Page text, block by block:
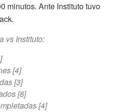
minutos. Ante Instituto tuvo
vs Instituto:
[4]
[3]
[8]
[4]